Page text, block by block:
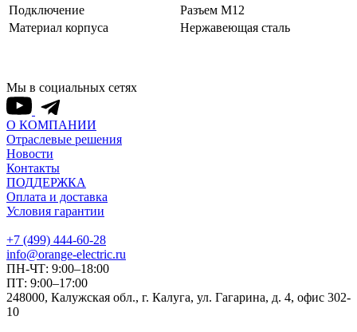
Подключение
Разъем M12
Материал корпуса
Нержавеющая сталь
Мы в социальных сетях
О КОМПАНИИ
Отраслевые решения
Новости
Контакты
ПОДДЕРЖКА
Оплата и доставка
Условия гарантии
+7 (499) 444-60-28
info@orange-electric.ru
ПН-ЧТ: 9:00–18:00
ПТ: 9:00–17:00
248000, Калужская обл., г. Калуга, ул. Гагарина, д. 4, офис 302-
10